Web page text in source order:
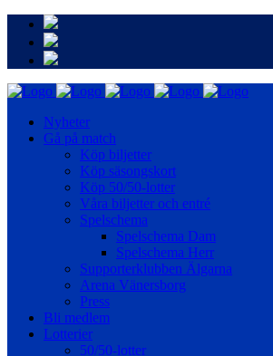
Nyheter
Gå på match
Köp biljetter
Köp säsongskort
Köp 50/50-lotter
Våra biljetter och entré
Spelschema
Spelschema Dam
Spelschema Herr
Supporterklubben Älgarna
Arena Vänersborg
Press
Bli medlem
Lotterier
50/50-lotter